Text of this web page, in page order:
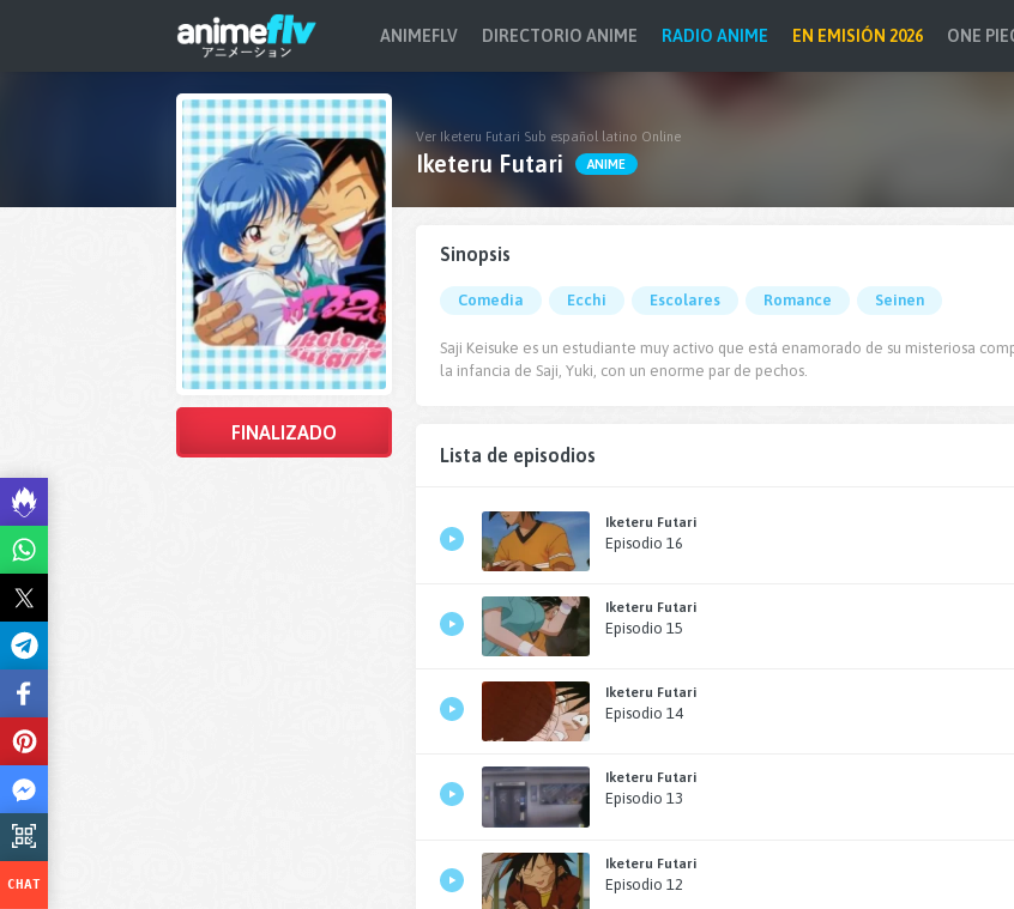
ANIMEFLV DIRECTORIO ANIME RADIO ANIME EN EMISIÓN 2026 ONE
Ver Iketeru Futari Sub español latino Online
Iketeru Futari ANIME
FINALIZADO
Sinopsis
Comedia Ecchi Escolares Romance Seinen
Saji Keisuke es un estudiante muy activo que está enamorado de su misteriosa
la infancia de Saji, Yuki, con un enorme par de pechos.
Lista de episodios
Iketeru Futari
Episodio 16
Iketeru Futari
Episodio 15
Iketeru Futari
Episodio 14
Iketeru Futari
Episodio 13
Iketeru Futari
Episodio 12